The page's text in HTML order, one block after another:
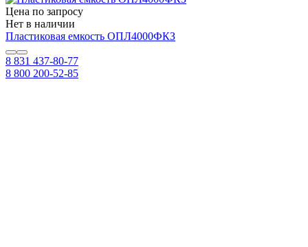
Цена по запросу
Нет в наличии
Пластиковая емкость ОПЛ4000ФКЗ
8 831 437-80-77
8 800 200-52-85